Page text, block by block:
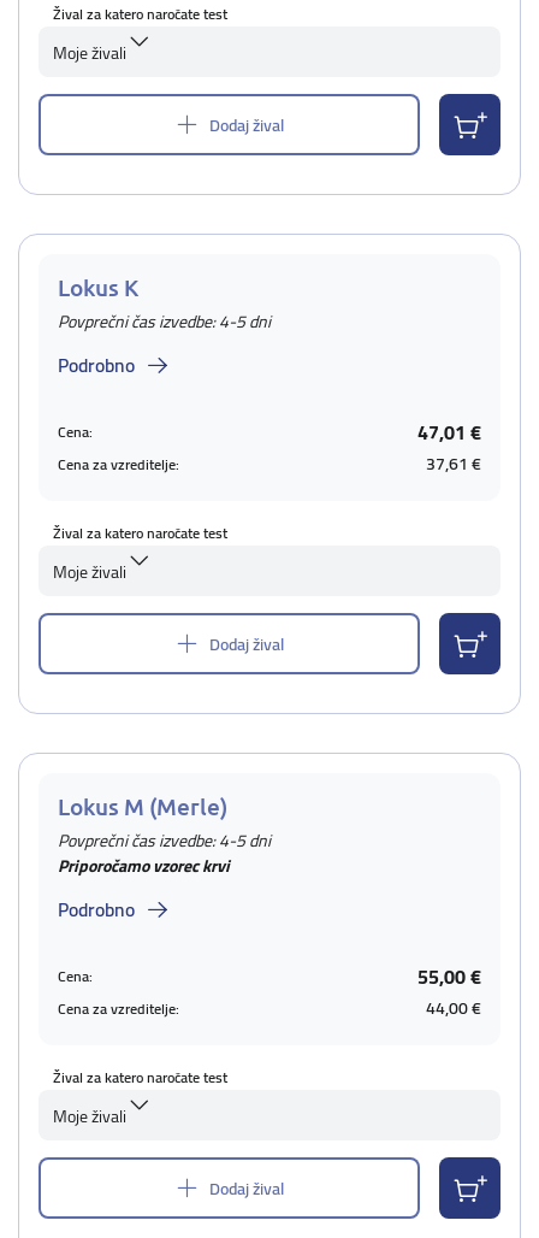
Žival za katero naročate test
Moje živali
Dodaj žival
Lokus K
Povprečni čas izvedbe: 4-5 dni
Podrobno
Cena: 47,01 €
Cena za vzreditelje: 37,61 €
Žival za katero naročate test
Moje živali
Dodaj žival
Lokus M (Merle)
Povprečni čas izvedbe: 4-5 dni
Priporočamo vzorec krvi
Podrobno
Cena: 55,00 €
Cena za vzreditelje: 44,00 €
Žival za katero naročate test
Moje živali
Dodaj žival